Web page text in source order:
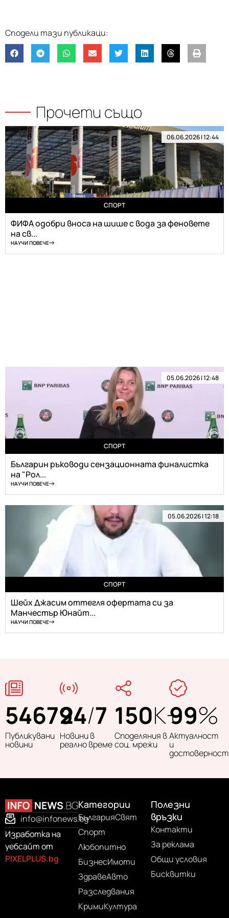
Прочети също
06.06.2026 | 12:44
СПОРТ
ФИФА одобри вноса на шише с вода за феновете
на св...
НАУЧИ ПОВЕЧЕ
05.06.2026 | 12:48
СПОРТ
Българин ръководи сензационната финалистка
на "Рол...
НАУЧИ ПОВЕЧЕ
05.06.2026 | 12:18
СПОРТ
Шейх Джасим оттегля офертата си за
Манчестър Юнайт...
НАУЧИ ПОВЕЧЕ
54679
Публикувани
новини
24/7
Новини в
реално време
150K+
Споделяния в
соц. мрежи
99%
Актуалност
и
достоверност
info@infonews.bg
Изработка на
уебсайт от
PIXELPLUS.bg
Категории
БългарияСвят
Спорт
Любопитно
БизнесИмоти
ЗдравеАвто
Разследвания
КримиКултура
Полезни
връзки
Контакти
За реклама
Общи условия
Бисквитки